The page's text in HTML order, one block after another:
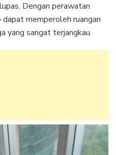
Dengan perawatan
memperoleh ruangan
yang sangat terjangkau.